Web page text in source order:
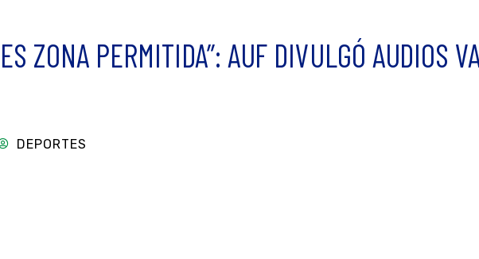
ZONA PERMITIDA”: AUF DIVULGÓ AUDIOS
DEPORTES